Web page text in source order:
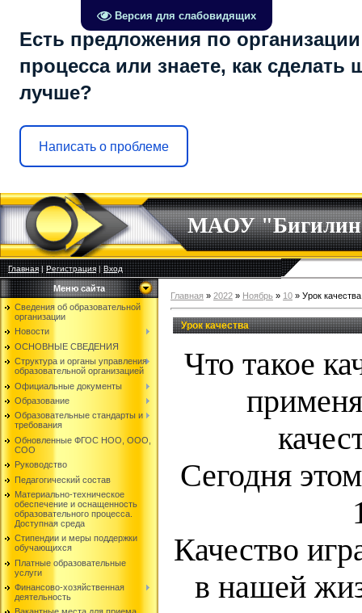
Версия для слабовидящих
Есть предложения по
процесса или знаете, как сделать
лучше?
Написать о проблеме
МАОУ
Главная|Регистрация|Вход
Меню сайта
Сведения об образовательной
организации
Новости
ОСНОВНЫЕ СВЕДЕНИЯ
Структура и органы управления
образовательной организацией
Официальные документы
Образование
Образовательные стандарты и
требования
Обновленные ФГОС НОО, ООО,
СОО
Руководство
Педагогический состав
Материально-техническое
обеспечение и оснащенность
образовательного процесса.
Доступная среда
Стипендии и меры поддержки
обучающихся
Платные образовательные
услуги
Финансово-хозяйственная
деятельность
Главная » 2022 » Ноябрь » 10 » Урок качества
Урок качества
Что такое
Сегодня
Качество
в нашей